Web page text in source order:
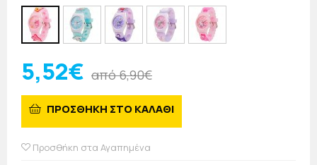
5,52€ από 6,90€
ΠΡΟΣΘΗΚΗ ΣΤΟ ΚΑΛΑΘΙ
Προσθήκη στα Αγαπημένα